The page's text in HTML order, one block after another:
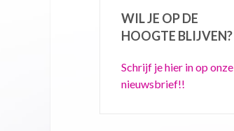
WIL JE OP DE
HOOGTE BLIJVEN?
Schrijf je hier in op onze
nieuwsbrief!!